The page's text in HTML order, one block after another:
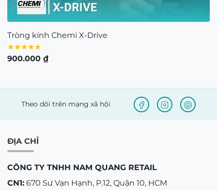
mạnh:
Những người hay phải làm việc ngoài
áp công suất lớn.
Người có mắt nhạy cảm với ánh sáng:
bạn thường xuyên bị chảy nước mắt, mỏi mắt
mua?
định:Nếu phần lớn thời gian trong ngày của
bạn là ngồi trong lớp học hoặc phòng máy tính,